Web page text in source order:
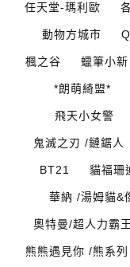
任天堂-瑪利歐
動物方城市
楓之谷 蠟筆小新
*朗萌綺盟*
飛天小女警
鬼滅之刃 /鏈鋸人
BT21 貓福珊
華納 /湯姆貓&
奧特曼/超人力霸王
熊熊遇見你 /熊系列